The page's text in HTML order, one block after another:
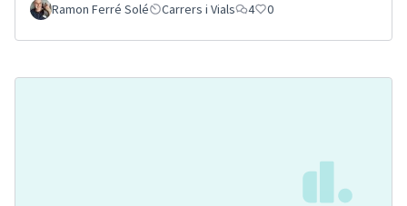
Ramon Ferré Solé
Carrers i Vials 4 0